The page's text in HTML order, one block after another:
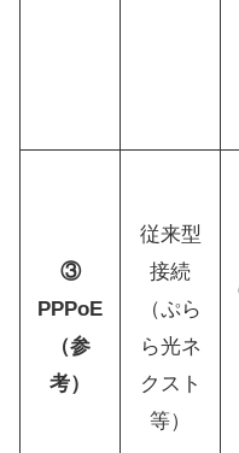
③
PPPoE
（参
考）
従来型
接続
（ぷら
ら光ネ
クスト
等）